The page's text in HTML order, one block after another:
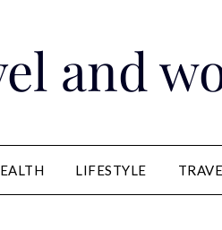
and
LIFESTYLE